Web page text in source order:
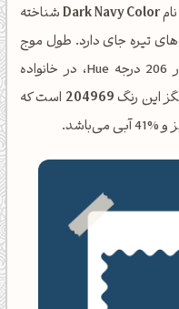
Dark Navy Colorشناخته
در گروه رنگ‌های تیره جای دارد. طول موج
این رنگ204969 است که